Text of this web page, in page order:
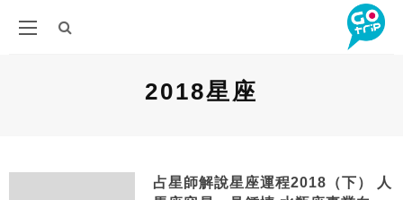
2018星座
占星師解說星座運程2018（下） 人